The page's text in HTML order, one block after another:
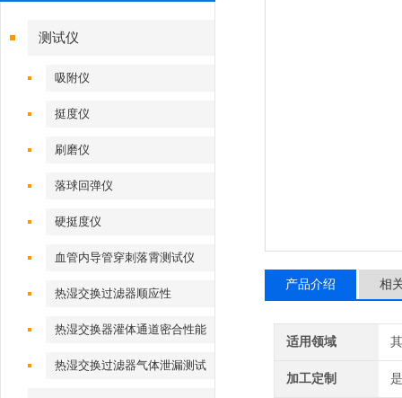
测试仪
吸附仪
挺度仪
刷磨仪
落球回弹仪
硬挺度仪
血管内导管穿刺落霄测试仪
热湿交换过滤器顺应性
热湿交换器灌体通道密合性能
热湿交换过滤器气体泄漏测试
产品介绍 相
适用领域
加工定制 是